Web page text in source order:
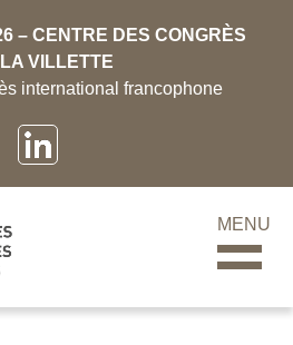
– CENTRE DES CONGRÈS
VILLETTE
international francophone
MENU